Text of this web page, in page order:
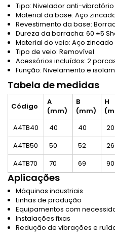
Tipo: Nivelador anti-vibratório
Material da base: Aço
Revestimento da base:
Dureza da borracha: 60 ±5
Material do veio: Aço zincado
Tipo de veio: Removível
Acessórios incluídos: 2
Função: Nivelamento e
Tabela de medidas
Código
A
(mm)
B
(mm)
H
A4TB40
40 40 20
A4TB50
50 52 26
A4TB70
70 69 90
Aplicações
Máquinas industriais
Linhas de produção
Equipamentos com
Instalações fixas
Redução de vibrações e